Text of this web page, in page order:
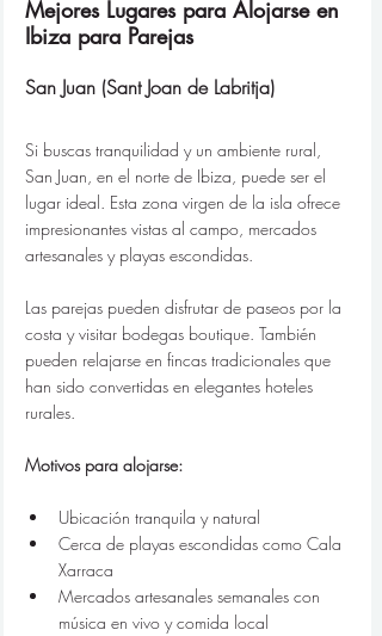
Mejores Lugares para Alojarse en
Ibiza para Parejas
San Juan (Sant Joan de Labritja)
Si buscas tranquilidad y un ambiente rural,
San Juan, en el norte de Ibiza, puede ser el
lugar ideal. Esta zona virgen de la isla ofrece
impresionantes vistas al campo, mercados
artesanales y playas escondidas.
Las parejas pueden disfrutar de paseos por la
costa y visitar bodegas boutique. También
pueden relajarse en fincas tradicionales que
han sido convertidas en elegantes hoteles
rurales.
Motivos para alojarse:
Ubicación tranquila y natural
Cerca de playas escondidas como Cala
Xarraca
Mercados artesanales semanales con
música en vivo y comida local